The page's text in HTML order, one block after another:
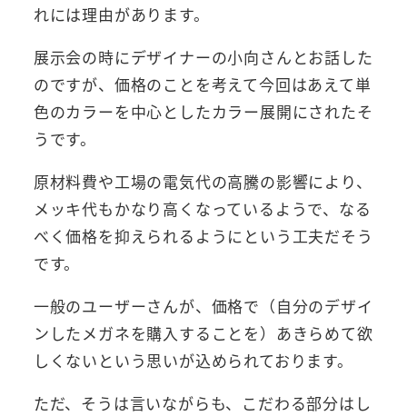
れには理由があります。
展示会の時にデザイナーの小向さんとお話した
のですが、価格のことを考えて今回はあえて単
色のカラーを中心としたカラー展開にされたそ
うです。
原材料費や工場の電気代の高騰の影響により、
メッキ代もかなり高くなっているようで、なる
べく価格を抑えられるようにという工夫だそう
です。
一般のユーザーさんが、価格で（自分のデザイ
ンしたメガネを購入することを）あきらめて欲
しくないという思いが込められております。
ただ、そうは言いながらも、こだわる部分はし